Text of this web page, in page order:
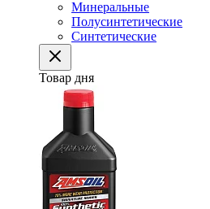
Минеральные
Полусинтетические
Синтетические
Товар дня